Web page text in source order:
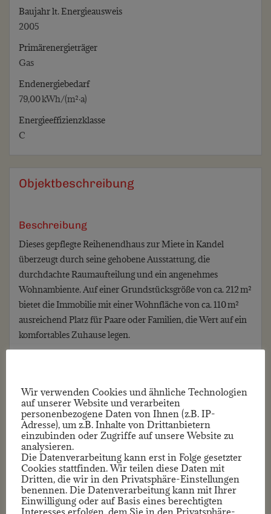
Baujahr lt. Energieausweis
2005
Primärenergieträger
Gas
Endenergie­bedarf
79,00 kWh/(m²·a)
Energie­effizienz­klasse
C
Objekt­beschreibung
Beschreibung
Dieses gepflegte Reihenendhaus zur Miete in Kandel
überzeugt durch seine gehobene Ausstattung, die
durchdachte Raumaufteilung und ein angenehmes
Wohnambiente. Auf einer Grundstücksgröße von ca. 212 m²
bietet die Immobilie mit einer Wohnfläche von ca. 110 m²
ausreichend Platz für Paare oder Familien, die Wert auf ein
komfortables Zuhause legen.
ein Gäste-WC. Der voll unterkellerte Bereich schafft
zusätzlichen Stauraum und vielfältige
Nutzungsmöglichkeiten. Die moderne und zugleich
funktionale Aufteilung sorgt für ein stimmiges
Wohnkonzept mit viel Licht und guter Nutzbarkeit der
Räume.
Besonders hervorzuheben ist die Terrasse, die zum
Entspannen und Verweilen im Freien einlädt und den
Wir verwenden Cookies und ähnliche Technologien
auf unserer Website und verarbeiten
personenbezogene Daten von Ihnen (z.B. IP-
Adresse), um z.B. Inhalte von Drittanbietern
einzubinden oder Zugriffe auf unsere Website zu
analysieren.
Die Datenverarbeitung kann erst in Folge gesetzter
Cookies stattfinden. Wir teilen diese Daten mit
Dritten, die wir in den Privatsphäre-Einstellungen
benennen. Die Datenverarbeitung kann mit Ihrer
Einwilligung oder auf Basis eines berechtigten
Interesses erfolgen, dem Sie in den Privatsphäre-